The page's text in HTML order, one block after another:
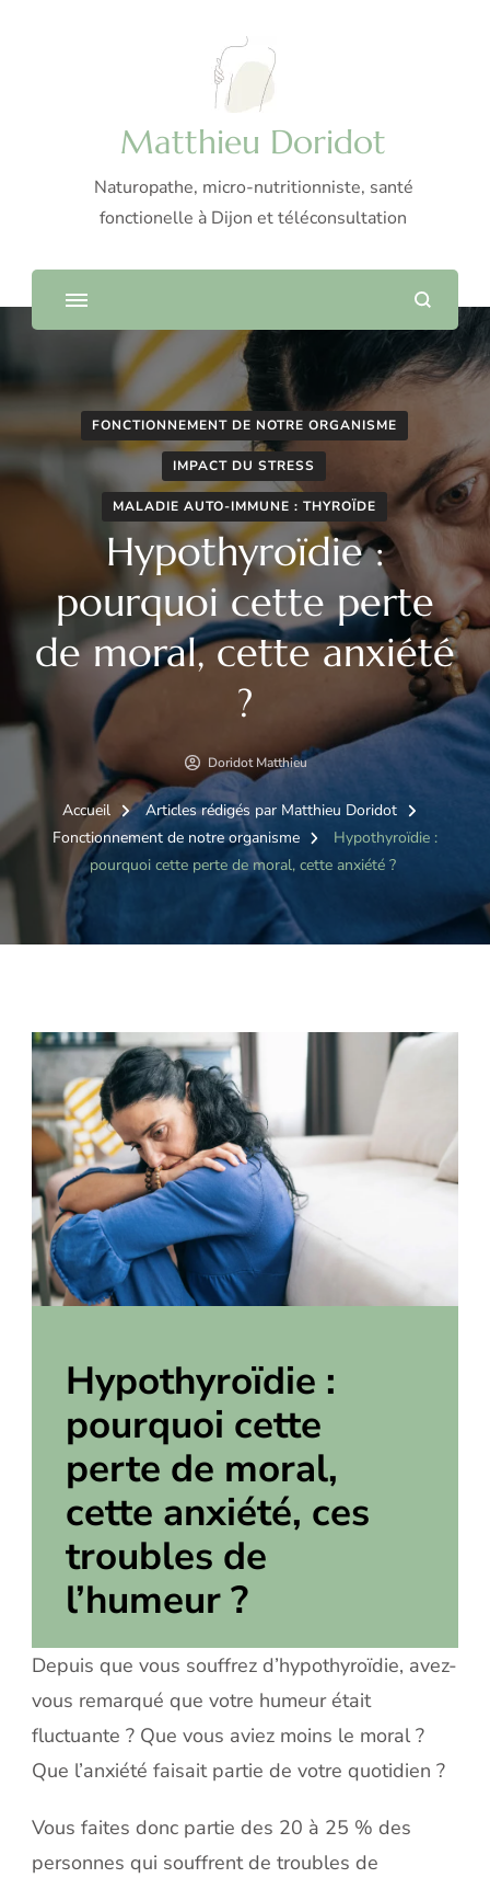
Matthieu Doridot
Naturopathe, micro-nutritionniste, santé
fonctionelle à Dijon et téléconsultation
FONCTIONNEMENT DE NOTRE ORGANISME
IMPACT DU STRESS
MALADIE AUTO-IMMUNE : THYROÏDE
Hypothyroïdie :
pourquoi cette perte
de moral, cette anxiété
?
Doridot Matthieu
Accueil
Articles rédigés par Matthieu Doridot
Fonctionnement de notre organisme
Hypothyroïdie :
pourquoi cette perte de moral, cette anxiété ?
Hypothyroïdie :
pourquoi cette
perte de moral,
cette anxiété, ces
troubles de
l’humeur ?
Depuis que vous souffrez d’hypothyroïdie, avez-
vous remarqué que votre humeur était
fluctuante ? Que vous aviez moins le moral ?
Que l’anxiété faisait partie de votre quotidien ?
Vous faites donc partie des 20 à 25 % des
personnes qui souffrent de troubles de